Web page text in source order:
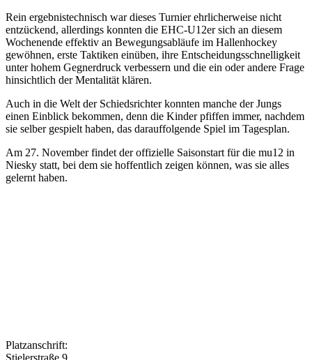
Rein ergebnistechnisch war dieses Turnier ehrlicherweise nicht
entzückend, allerdings konnten die EHC-U12er sich an diesem
Wochenende effektiv an Bewegungsabläufe im Hallenhockey
gewöhnen, erste Taktiken einüben, ihre Entscheidungsschnelligkeit
unter hohem Gegnerdruck verbessern und die ein oder andere Frage
hinsichtlich der Mentalität klären.
Auch in die Welt der Schiedsrichter konnten manche der Jungs
einen Einblick bekommen, denn die Kinder pfiffen immer, nachdem
sie selber gespielt haben, das darauffolgende Spiel im Tagesplan.
Am 27. November findet der offizielle Saisonstart für die mu12 in
Niesky statt, bei dem sie hoffentlich zeigen können, was sie alles
gelernt haben.
Platzanschrift:
Stielerstraße 9